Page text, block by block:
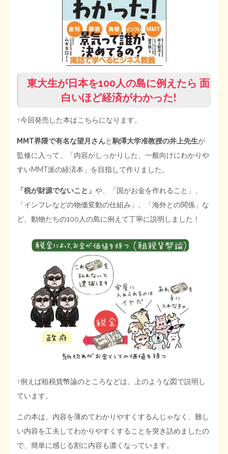
東大生が日本を100人の島に例えたら 面
白いほど経済がわかった!
↑今回発売した本はこちらになります。
MMT界隈で有名な望月さんと駒澤大学准教授の井上先生が
監修に入って、「内容がしっかりした、一般向けにわかりや
すいMMT派の経済本」を目指して作りました。
「税が財源でないこと」や、「国がお金を作れること」、
「インフレなどの物価変動の仕組み」、「海外との関係」な
ど、動物たちの100人の島に例えて丁寧に説明しました！
↑例えば租税貨幣論のところなどは、上のような図で説明し
ています。
この本は、内容を薄めてわかりやすくするんじゃなく、難し
い内容を工夫してわかりやすくすることを突き詰めましたの
で、簡単に感じる割に内容も濃くなっています。